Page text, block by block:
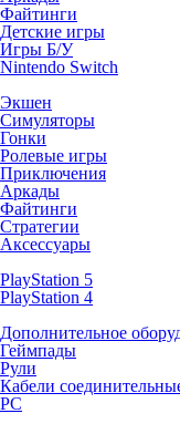
Файтинги
Детские игры
Игры Б/У
Nintendo Switch
Экшен
Симуляторы
Гонки
Ролевые игры
Приключения
Аркады
Файтинги
Стратегии
Аксессуары
PlayStation 5
PlayStation 4
Дополнительное
Геймпады
Рули
Кабели
PC